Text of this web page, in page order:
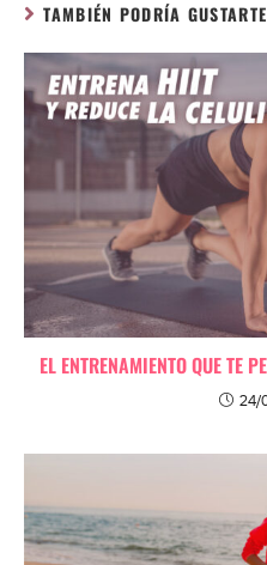
TAMBIÉN PODRÍA GUSTARTE
EL ENTRENAMIENTO QUE TE
24/